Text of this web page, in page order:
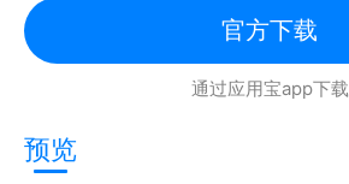
官方下载
通过应用宝app下载
预览